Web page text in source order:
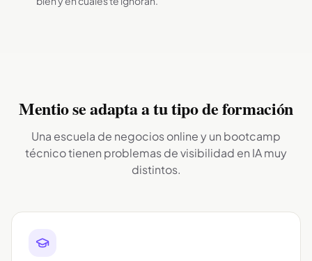
Mentio se adapta a tu tipo de formación
Una escuela de negocios online y un bootcamp
técnico tienen problemas de visibilidad en IA muy
distintos.